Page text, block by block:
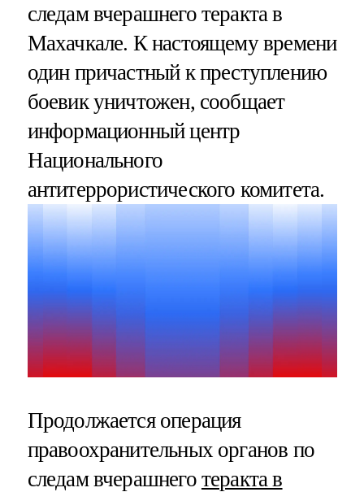
следам вчерашнего теракта в
Махачкале. К настоящему времени
один причастный к преступлению
боевик уничтожен, сообщает
информационный центр
Национального
антитеррористического комитета.
Продолжается операция
правоохранительных органов по
следам вчерашнего теракта в